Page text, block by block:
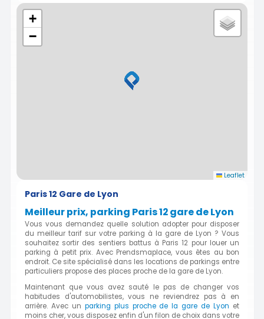
+
−
Leaflet
Paris 12 Gare de Lyon
Meilleur prix, parking Paris 12 gare de Lyon
Vous vous demandez quelle solution adopter pour disposer
du meilleur tarif sur votre parking à la gare de Lyon ? Vous
souhaitez sortir des sentiers battus à Paris 12 pour louer un
parking à petit prix. Avec Prendsmaplace, vous êtes au bon
endroit. Ce site spécialisé dans les locations de parkings entre
particuliers propose des places proche de la gare de Lyon.
Maintenant que vous avez sauté le pas de changer vos
habitudes d'automobilistes, vous ne reviendrez pas à en
arrière. Avec un parking plus proche de la gare de Lyon et
moins cher, vous disposez enfin d'un filon de choix dans votre